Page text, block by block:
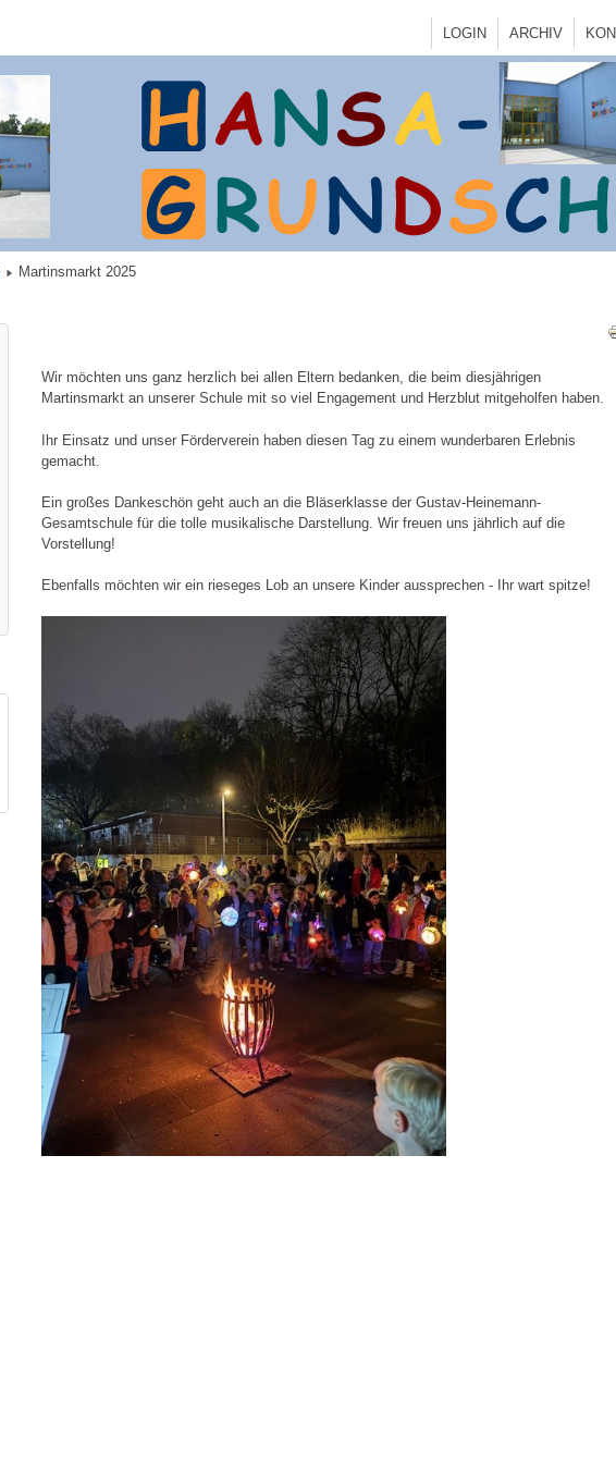
ARCHIV
LOGIN
Martinsmarkt 2025
Wir möchten uns ganz herzlich bei allen Eltern bedanken, die beim diesjährigen
Martinsmarkt an unserer Schule mit so viel Engagement und Herzblut mitgeholfen haben.
Ihr Einsatz und unser Förderverein haben diesen Tag zu einem wunderbaren Erlebnis
gemacht.
Ein großes Dankeschön geht auch an die Bläserklasse der Gustav-Heinemann-
Gesamtschule für die tolle musikalische Darstellung. Wir freuen uns jährlich auf die
Vorstellung!
Ebenfalls möchten wir ein rieseges Lob an unsere Kinder aussprechen - Ihr wart spitze!